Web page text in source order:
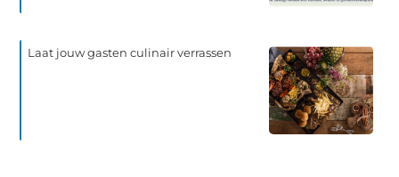
Laat jouw gasten culinair verrassen